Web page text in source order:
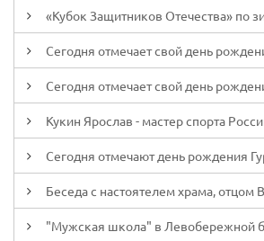
«Кубок Защитников Отечества» по
Сегодня отмечает свой день
Сегодня отмечает свой день
Кукин Ярослав - мастер спорта
Сегодня отмечают день рождения
Беседа с настоятелем храма, отцом
"Мужская школа" в Левобережной